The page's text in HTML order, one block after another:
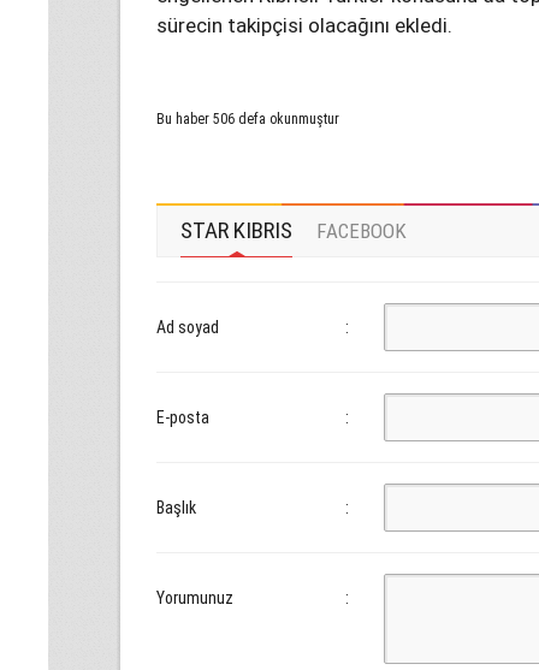
sürecin takipçisi olacağını ekledi.
Bu haber 506 defa okunmuştur
STAR KIBRIS FACEBOOK
Ad soyad :
E-posta :
Başlık :
Yorumunuz :